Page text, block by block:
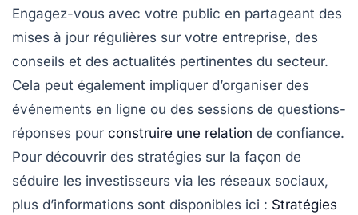
Engagez-vous avec votre public en partageant des
mises à jour régulières sur votre entreprise, des
conseils et des actualités pertinentes du secteur.
Cela peut également impliquer d’organiser des
événements en ligne ou des sessions de questions-
réponses pour construire une relation de confiance.
Pour découvrir des stratégies sur la façon de
séduire les investisseurs via les réseaux sociaux,
plus d’informations sont disponibles ici : Stratégies